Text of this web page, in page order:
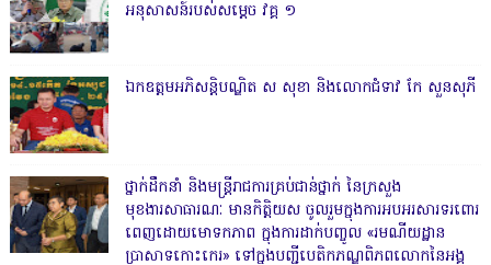
អនុសាសន៍របស់សម្ដេច វគ្គ ១
ឯកឧត្តមអភិសន្តិបណ្ឌិត ស សុខា និងលោកជំទាវ កែ សួនសុភី
ថ្នាក់ដឹកនាំ និងមន្ត្រីរាជការគ្រប់ជាន់ថ្នាក់ នៃក្រសួង
មុខងារសាធារណៈ មានកិត្តិយស ចូលរួមក្នុងការអបអរសារទរពោរ
ពេញដោយមោទកភាព ក្នុងការដាក់បញ្ចូល «រមណីយដ្ឋាន
ប្រាសាទកោះកេរ» ទៅក្នុងបញ្ជីបេតិកភណ្ឌពិភពលោកនៃអង្គ